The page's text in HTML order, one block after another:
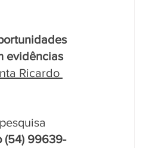
evidências
Ricardo
(54) 99639-